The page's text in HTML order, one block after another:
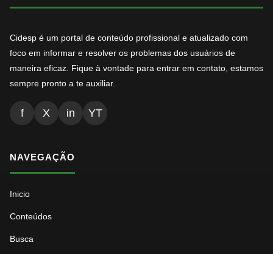
Cidesp é um portal de conteúdo profissional e atualizado com
foco em informar e resolver os problemas dos usuários de
maneira eficaz. Fique à vontade para entrar em contato, estamos
sempre pronto a te auxiliar.
f X in YT
NAVEGAÇÃO
Inicio
Conteúdos
Busca